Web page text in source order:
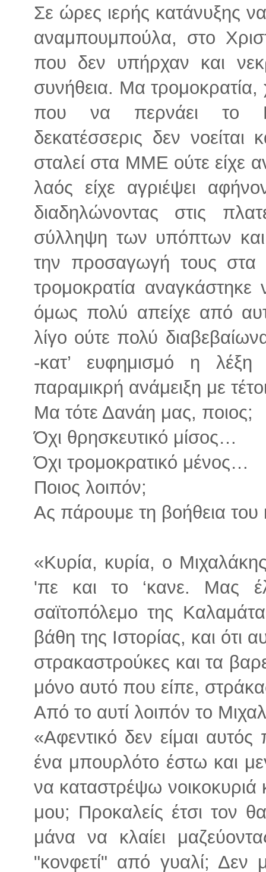
Σε ώρες ιερής κατάνυξης
αναμπουμπούλα, στο
που δεν υπήρχαν και
συνήθεια. Μα
που να περνάει το
δεκατέσσερις δεν νοείται
σταλεί στα ΜΜΕ ούτε είχε
λαός είχε αγριέψει
διαδηλώνοντας στις
σύλληψη των υπόπτων
την προσαγωγή τους
τρομοκρατία
όμως πολύ απείχε από
λίγο ούτε πολύ
-κατ’ ευφημισμό η λέξη
παραμικρή ανάμειξη με
Μα τότε Δανάη μας, ποιος;
Όχι θρησκευτικό μίσος…
Όχι τρομοκρατικό μένος…
Ποιος λοιπόν;
Ας πάρουμε τη βοήθεια του
«Κυρία, κυρία, ο
'πε και το ‘κανε. Μας
σαϊτοπόλεμο της
βάθη της Ιστορίας, και ότι
στρακαστρούκες και τα
μόνο αυτό που είπε,
Από το αυτί λοιπόν το
«Αφεντικό δεν είμαι
ένα μπουρλότο έστω και
να καταστρέψω νοικοκυριά
μου; Προκαλείς έτσι τον
μάνα να κλαίει
"κονφετί" από γυαλί;